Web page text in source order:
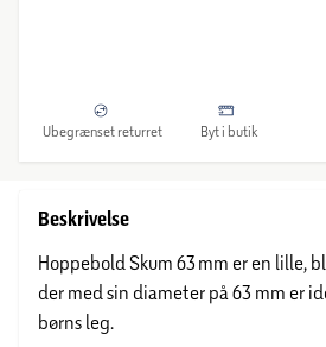
Ubegrænset returret Byt i butik
Beskrivelse
Hoppebold Skum 63 mm er en lille,
der med sin diameter på 63 mm er
børns leg.